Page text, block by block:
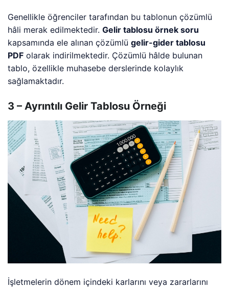
Genellikle öğrenciler tarafından bu tablonun çözümlü
hâli merak edilmektedir.Gelir tablosu örnek soru
kapsamında ele alınan çözümlügelir-gider tablosu
PDF olarak indirilmektedir. Çözümlü hâlde bulunan
tablo, özellikle muhasebe derslerinde kolaylık
sağlamaktadır.
3 – Ayrıntılı Gelir Tablosu Örneği
İşletmelerin dönem içindeki karlarını veya zararlarını